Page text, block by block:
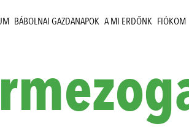
BÁBOLNAI GAZDANAPOK A MI ERDŐNK FIÓKOM